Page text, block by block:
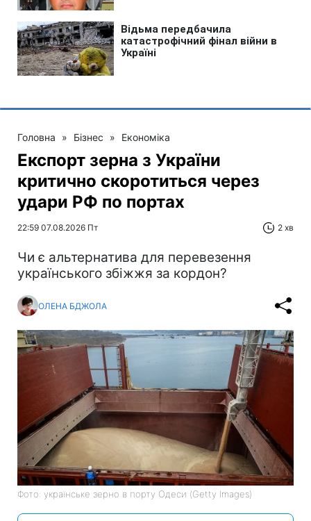
Головна » Бізнес » Економіка
Експорт зерна з України
критично скоротиться через
удари РФ по портах
22:59 07.08.2026 Пт 2 хв
Чи є альтернатива для перевезення
українського збіжжя за кордон?
ОЛЕНА БДЖОЛА
Фото: українське зерно в порту Одеси (Getty Images)